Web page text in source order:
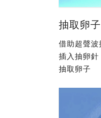
抽取卵子
借助超聲波
插入抽卵針
抽取卵子